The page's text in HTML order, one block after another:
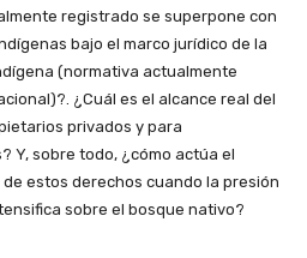
registrado se superpone con
bajo el marco jurídico de la
(normativa actualmente
¿Cuál es el alcance real del
privados y para
Y, sobre todo, ¿cómo actúa el
estos derechos cuando la presión
sobre el bosque nativo?